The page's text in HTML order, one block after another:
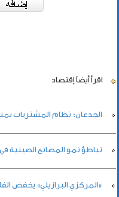
اقرأ أيضاً إقتصاد
الجدعان: نظام المشتريات
تباطؤ نمو المصانع الصينية
«المركزي البرازيلي» يخفض الفائدة بـ25 نقطة أساس